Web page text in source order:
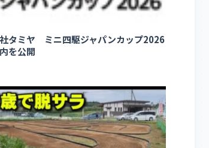
タミヤ ミニ四駆ジャパンカップ2026
を公開